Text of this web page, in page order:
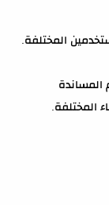
المختلفة.
المختلفة.